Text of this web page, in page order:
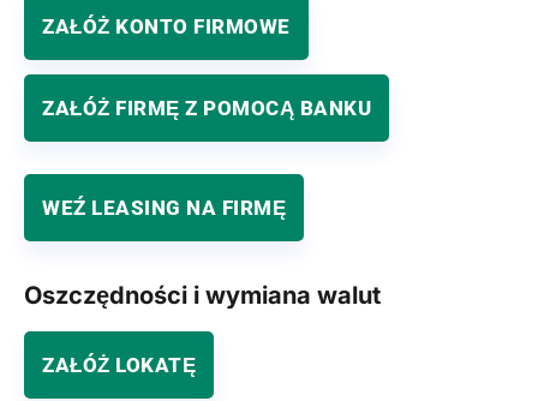
ZAŁÓŻ KONTO FIRMOWE
ZAŁÓŻ FIRMĘ Z POMOCĄ BANKU
WEŹ LEASING NA FIRMĘ
Oszczędności i wymiana walut
ZAŁÓŻ LOKATĘ